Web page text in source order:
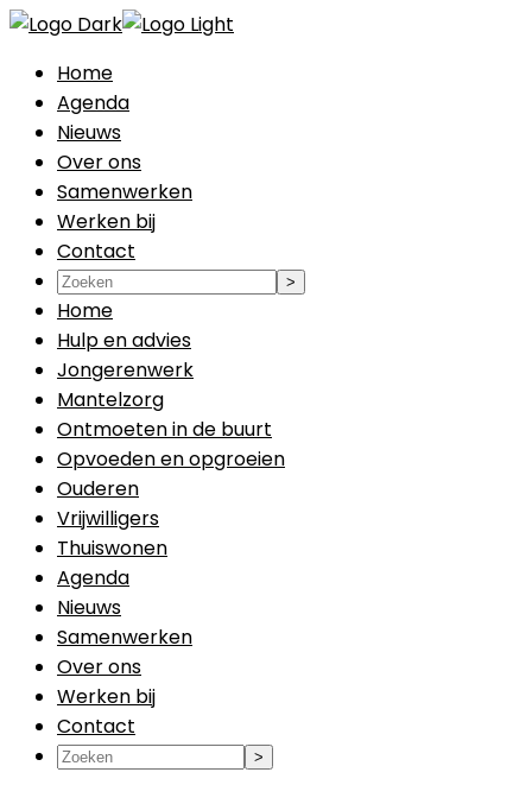
Home
Agenda
Nieuws
Over ons
Samenwerken
Werken bij
Contact
Home
Hulp en advies
Jongerenwerk
Mantelzorg
Ontmoeten in de buurt
Opvoeden en opgroeien
Ouderen
Vrijwilligers
Thuiswonen
Agenda
Nieuws
Samenwerken
Over ons
Werken bij
Contact